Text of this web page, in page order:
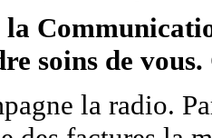
soins de
la radio.